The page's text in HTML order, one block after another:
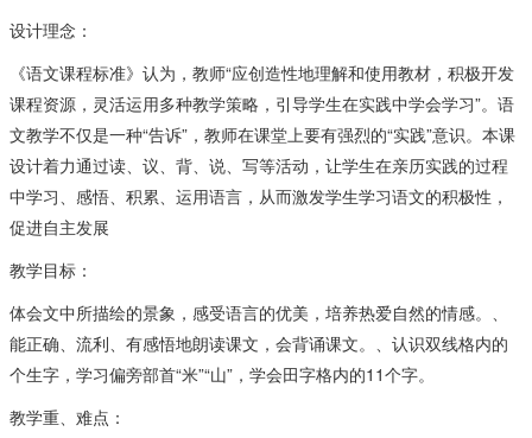
设计理念：
《语文课程标准》认为，教师“应创造性地理解和使用教材，积极开发
课程资源，灵活运用多种教学策略，引导学生在实践中学会学习”。语
文教学不仅是一种“告诉”，教师在课堂上要有强烈的“实践”意识。本课
设计着力通过读、议、背、说、写等活动，让学生在亲历实践的过程
中学习、感悟、积累、运用语言，从而激发学生学习语文的积极性，
促进自主发展
教学目标：
体会文中所描绘的景象，感受语言的优美，培养热爱自然的情感。、
能正确、流利、有感悟地朗读课文，会背诵课文。、认识双线格内的
个生字，学习偏旁部首“米”“山”，学会田字格内的11个字。
教学重、难点：